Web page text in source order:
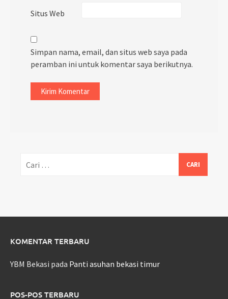
Situs Web
Simpan nama, email, dan situs web saya pada
peramban ini untuk komentar saya berikutnya.
untuk:
KOMENTAR TERBARU
YBM Bekasi pada Panti asuhan bekasi timur
POS-POS TERBARU